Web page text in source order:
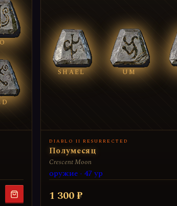
SHAEL UM
DIABLO II RESURRECTED
Полумесяц
Crescent Moon
оружие · 47 ур
1 300 ₽